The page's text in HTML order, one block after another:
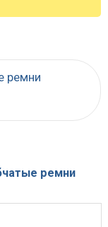
ремни
ремни